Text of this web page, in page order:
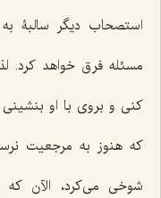
استصحاب دیگر سالبۀ
مسئله فرق خواهد کرد.
کنی و بروی با او
که هنوز به مرجعیت
شوخى مى‌کرد، الآن